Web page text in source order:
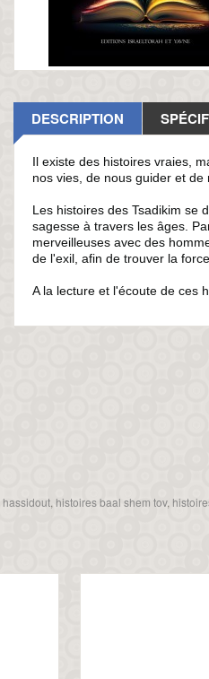
DESCRIPTION
Il existe des histoires vraies,
nos vies, de nous guider et
Les histoires des Tsadikim se
sagesse à travers les âges.
merveilleuses avec des
de l'exil, afin de trouver la
A la lecture et l'écoute de ces
hassidout histoires baal shem tov,